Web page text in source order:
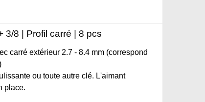
3/8 | Profil carré | 8 pcs
carré extérieur 2.7 - 8.4 mm (correspond
ou toute autre clé. L'aimant
place.